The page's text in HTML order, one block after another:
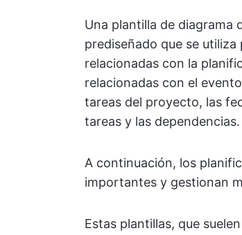
Una plantilla de diagrama
prediseñado que se
relacionadas con la
relacionadas con el
tareas del proyecto, las
tareas y las dependencias.
A continuación, los
importantes y gestionan
Estas plantillas, que